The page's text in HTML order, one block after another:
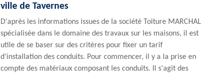
ville de Tavernes
D'après les informations issues de la société Toiture MARCHAL
spécialisée dans le domaine des travaux sur les maisons, il est
utile de se baser sur des critères pour fixer un tarif
d'installation des conduits. Pour commencer, il y a la prise en
compte des matériaux composant les conduits. Il s'agit des